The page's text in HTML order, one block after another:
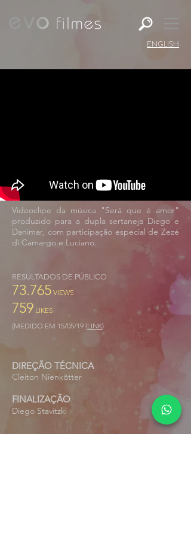
ENGLISH
Videoclipe da música "Será que é amor"
produzido para a dupla sertaneja Diego e
Danimar, com participação especial de Zezé
di Camargo e Luciano.
RESULTADOS DE PÚBLICO
73.765 VIEWS
759 LIKES
(MEDIDO EM 15/05/19 (LINK)
DIREÇÃO TÉCNICA
Cleiton Nienkötter
FINALIZAÇÃO
Diego Stavitzki